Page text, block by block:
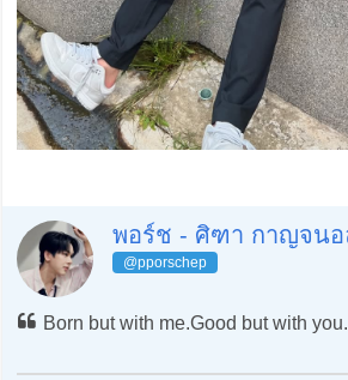
พอร์ช - ศิฑา กาญจน
@pporschep
Born but with me.Good but with